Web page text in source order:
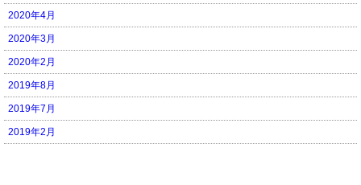
2020年4月
2020年3月
2020年2月
2019年8月
2019年7月
2019年2月